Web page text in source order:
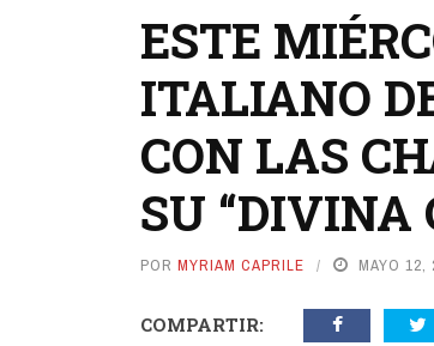
ESTE
ITALIANO
CON LAS
SU “DIVINA
POR MYRIAM CAPRILE MAYO 12,
COMPARTIR: